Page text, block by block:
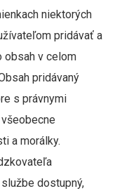
niektorých
pridávať a
obsah v celom
pridávaný
s právnymi
a morálky.
dostupný,